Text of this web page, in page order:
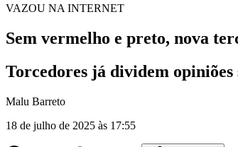
VAZOU NA INTERNET
Sem vermelho e preto, nova
Torcedores já dividem
Malu Barreto
18 de julho de 2025 às 17:55